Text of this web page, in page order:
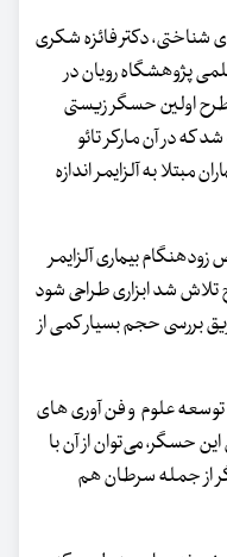
شناختی، دکتر فائزه شکری
پژوهشگاه رویان در
اولین حسگر زیستی
که در آن مارکر تائو
به آلزایمر اندازه
بیماری آلزایمر
تلاش شد ابزاری طراحی شود
بررسی حجم بسیار کمی از
علوم و فن آوری های
حسگر، می‌توان از آن با
از جمله سرطان هم